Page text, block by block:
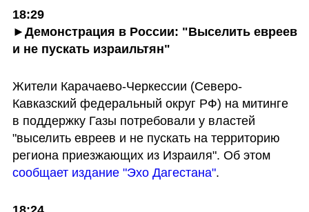
18:29
►Демонстрация в России: "Выселить евреев
и не пускать израильтян"
Жители Карачаево-Черкессии (Северо-
Кавказский федеральный округ РФ) на митинге
в поддержку Газы потребовали у властей
"выселить евреев и не пускать на территорию
региона приезжающих из Израиля". Об этом
сообщает издание "Эхо Дагестана".